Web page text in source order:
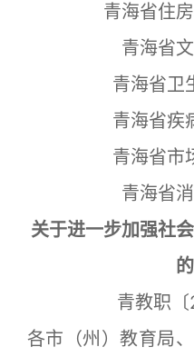
青海省住
青海省
青海省卫
青海省疾
青海省市
青海省
关于进一步加强社
青教职
各市（州）教育局